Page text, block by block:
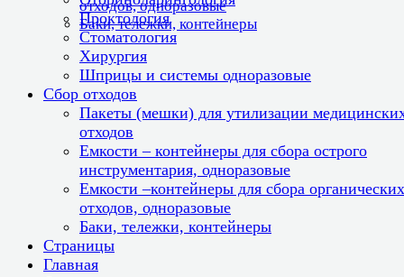
отходов, одноразовые
Баки, тележки, контейнеры
Проктология
Стоматология
Хирургия
Шприцы и системы одноразовые
Сбор отходов
Пакеты (мешки) для утилизации
отходов
Емкости – контейнеры для сбора острого
инструментария, одноразовые
Емкости –контейнеры для сбора органических
отходов, одноразовые
Баки, тележки, контейнеры
Страницы
Главная